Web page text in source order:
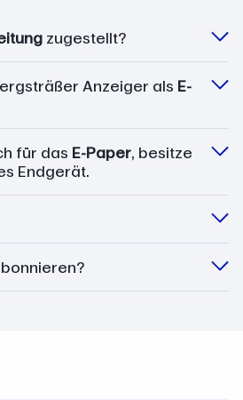
zugestellt?
Anzeiger als E-
für das E-Paper, besitze
Endgerät.